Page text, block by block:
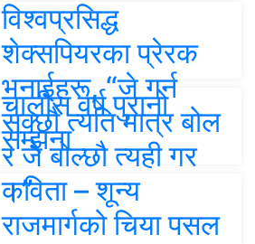
विश्वप्रसिद्ध
शेक्सपियरका प्रेरक
भनाईहरू, “जे गर्न
सक्छौ त्यति मात्र बोल
र जे बोल्छौ त्यही गर
।”
चालीस वर्ष पुरानो
सम्झना
कविता – शून्य
राजमार्गको चिया पसल